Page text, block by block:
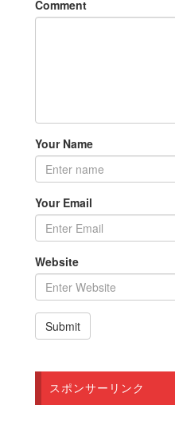
Comment
Your Name
Your Email
Website
スポンサーリンク